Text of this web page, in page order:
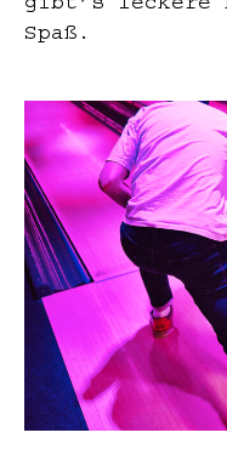
gibt’s leckere
Spaß.